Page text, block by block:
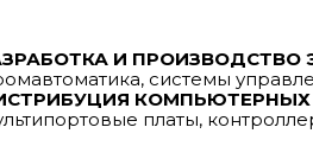
И ПРОИЗВОДСТВО
системы
платы,